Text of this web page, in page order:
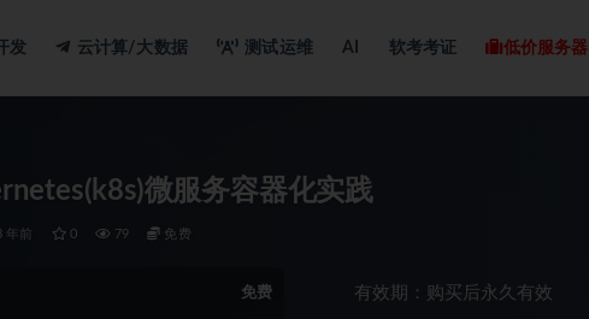
发 云计算/大数据 测试运维 AI 软考考证 低价服务器
微服务容器化实践
年前 0 79 免费
免费 有效期：购买后永久有效